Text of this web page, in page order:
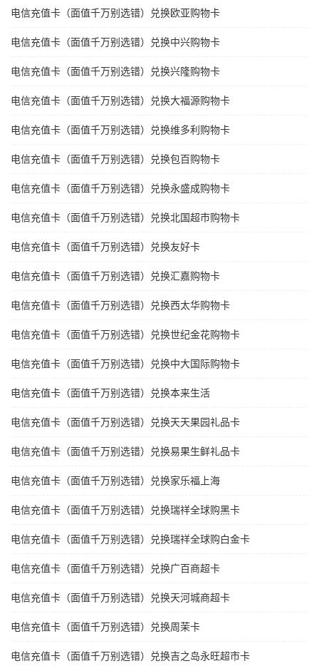
电信充值卡（面值千万别选错）兑换欧亚购物卡
电信充值卡（面值千万别选错）兑换中兴购物卡
电信充值卡（面值千万别选错）兑换兴隆购物卡
电信充值卡（面值千万别选错）兑换大福源购物卡
电信充值卡（面值千万别选错）兑换维多利购物卡
电信充值卡（面值千万别选错）兑换包百购物卡
电信充值卡（面值千万别选错）兑换永盛成购物卡
电信充值卡（面值千万别选错）兑换北国超市购物卡
电信充值卡（面值千万别选错）兑换友好卡
电信充值卡（面值千万别选错）兑换汇嘉购物卡
电信充值卡（面值千万别选错）兑换西太华购物卡
电信充值卡（面值千万别选错）兑换世纪金花购物卡
电信充值卡（面值千万别选错）兑换中大国际购物卡
电信充值卡（面值千万别选错）兑换本来生活
电信充值卡（面值千万别选错）兑换天天果园礼品卡
电信充值卡（面值千万别选错）兑换易果生鲜礼品卡
电信充值卡（面值千万别选错）兑换家乐福上海
电信充值卡（面值千万别选错）兑换瑞祥全球购黑卡
电信充值卡（面值千万别选错）兑换瑞祥全球购白金卡
电信充值卡（面值千万别选错）兑换广百商超卡
电信充值卡（面值千万别选错）兑换天河城商超卡
电信充值卡（面值千万别选错）兑换周茉卡
电信充值卡（面值千万别选错）兑换吉之岛永旺超市卡